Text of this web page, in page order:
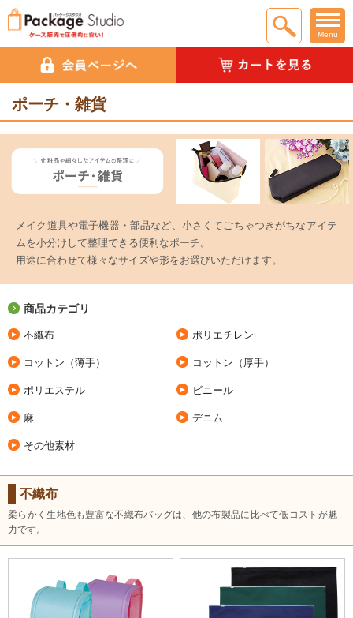
Menu
ポーチ・雑貨
メイク道具や電子機器・部品など、小さくてごちゃつきがちなアイテ
ムを小分けして整理できる便利なポーチ。
用途に合わせて様々なサイズや形をお選びいただけます。
商品カテゴリ
不織布 ポリエチレン
コットン（薄手） コットン（厚手）
ポリエステル ビニール
麻 デニム
その他素材
不織布
柔らかく生地色も豊富な不織布バッグは、他の布製品に比べて低コストが魅
力です。